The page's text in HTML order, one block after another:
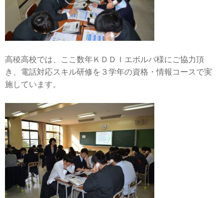
高稜高校では、ここ数年ＫＤＤＩエボルバ様にご協力頂
き、電話対応スキル研修を３学年の資格・情報コースで実
施しています。